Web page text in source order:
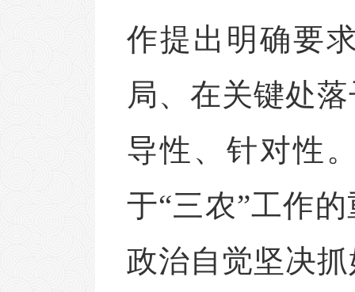
作提出明确要
局、在关键处
导性、针对性
于“三农”工作
政治自觉坚决